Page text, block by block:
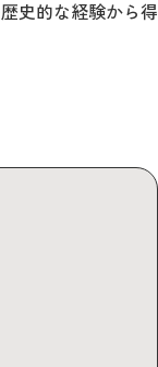
史的な経験から得